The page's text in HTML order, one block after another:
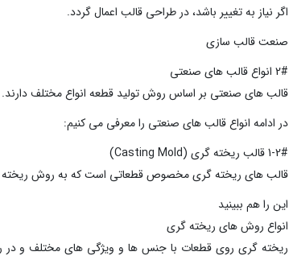
اگر نیاز به تغییر باشد، در طراحی قالب اعمال گردد.
صنعت قالب سازی
2# انواع قالب های صنعتی
قالب های صنعتی بر اساس روش تولید قطعه انواع مختلف دارند.
در ادامه انواع قالب های صنعتی را معرفی می کنیم:
1-2# قالب ریخته گری (Casting Mold)
قالب های ریخته گری مخصوص قطعاتی است که به روش
این را هم ببینید
انواع روش های ریخته گری
ریخته گری روی قطعات با جنس ها و ویژگی های مختلف و در